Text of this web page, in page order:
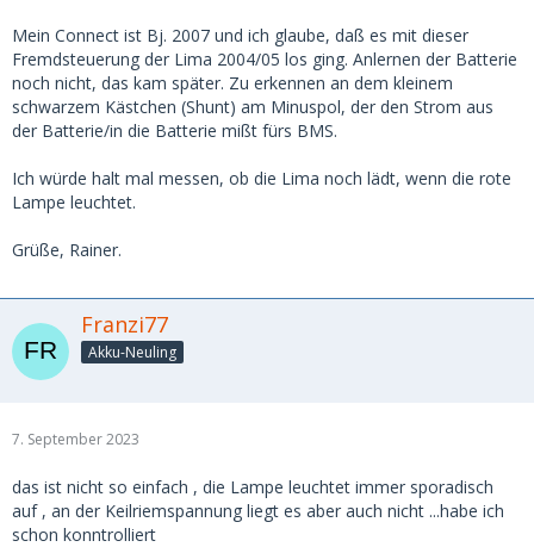
Mein Connect ist Bj. 2007 und ich glaube, daß es mit dieser
Fremdsteuerung der Lima 2004/05 los ging. Anlernen der Batterie
noch nicht, das kam später. Zu erkennen an dem kleinem
schwarzem Kästchen (Shunt) am Minuspol, der den Strom aus
der Batterie/in die Batterie mißt fürs BMS.
Ich würde halt mal messen, ob die Lima noch lädt, wenn die rote
Lampe leuchtet.
Grüße, Rainer.
Franzi77
Akku-Neuling
7. September 2023
das ist nicht so einfach , die Lampe leuchtet immer sporadisch
auf , an der Keilriemspannung liegt es aber auch nicht ...habe ich
schon konntrolliert